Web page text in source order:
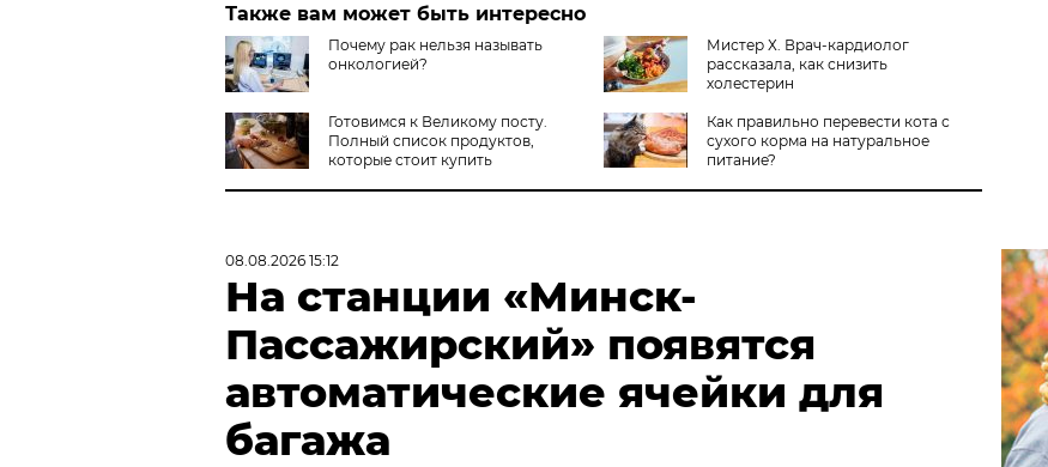
Также вам может быть интересно
Почему рак нельзя называть
онкологией?
Мистер Х. Врач-кардиолог
рассказала, как снизить
холестерин
Готовимся к Великому посту.
Полный список продуктов,
которые стоит купить
Как правильно перевести кота с
сухого корма на натуральное
питание?
08.08.2026 15:12
На станции «Минск-
Пассажирский» появятся
автоматические ячейки для
багажа